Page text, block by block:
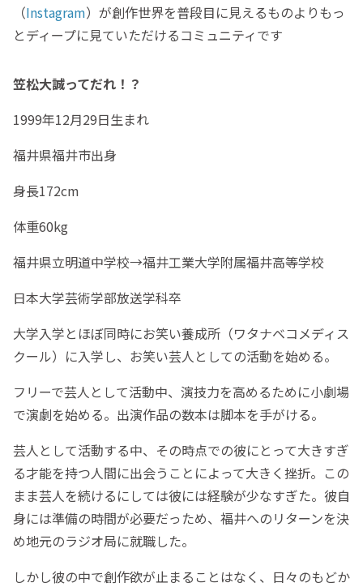
（Instagram）が創作世界を普段目に見えるものよりもっ
とディープに見ていただけるコミュニティです
笠松大誠ってだれ！？
1999年12月29日生まれ
福井県福井市出身
身長172cm
体重60kg
福井県立明道中学校→福井工業大学附属福井高等学校
日本大学芸術学部放送学科卒
大学入学とほぼ同時にお笑い養成所（ワタナベコメディス
クール）に入学し、お笑い芸人としての活動を始める。
フリーで芸人として活動中、演技力を高めるために小劇場
で演劇を始める。出演作品の数本は脚本を手がける。
芸人として活動する中、その時点での彼にとって大きすぎ
る才能を持つ人間に出会うことによって大きく挫折。この
まま芸人を続けるにしては彼には経験が少なすぎた。彼自
身には準備の時間が必要だっため、福井へのリターンを決
め地元のラジオ局に就職した。
しかし彼の中で創作欲が止まることはなく、日々のもどか